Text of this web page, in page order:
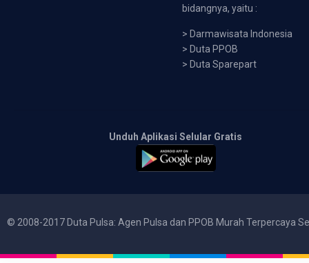
bidangnya, yaitu :
> Darmawisata Indonesia
> Duta PPOB
> Duta Sparepart
Unduh Aplikasi Selular Gratis
© 2008-2017 Duta Pulsa: Agen Pulsa dan PPOB Murah Terpercaya